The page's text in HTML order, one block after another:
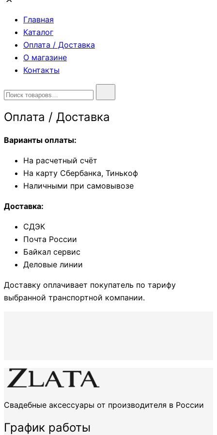
Главная
Каталог
Оплата / Доставка
О магазине
Контакты
Найти:
Оплата / Доставка
Варианты оплаты:
На расчетный счёт
На карту Сбербанка, Тинькоф
Наличными при самовывозе
Доставка:
СДЭК
Почта России
Байкал сервис
Деловые линии
Доставку оплачивает покупатель по тарифу
выбранной транспортной компании.
Свадебные аксессуары от производителя в России
График работы